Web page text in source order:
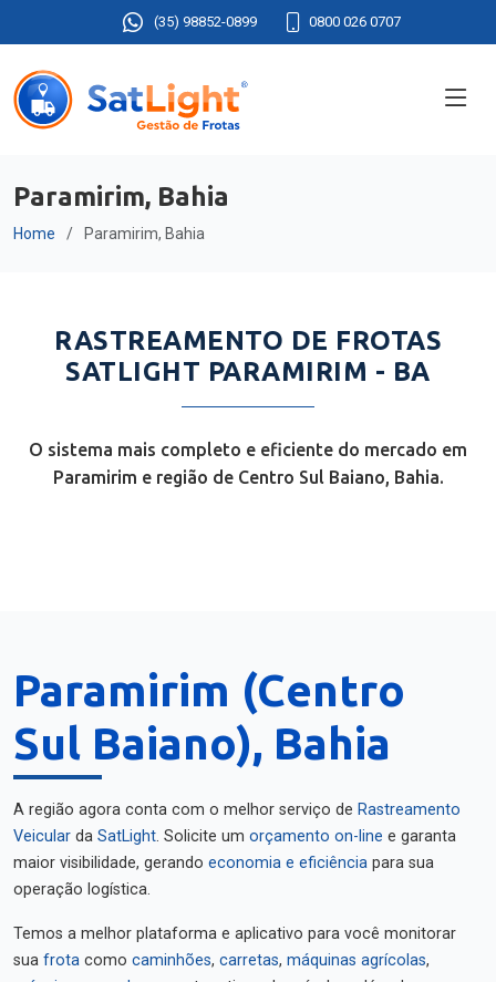
(35) 98852-0899 0800 026 0707
Paramirim, Bahia
Home Paramirim, Bahia
RASTREAMENTO DE FROTAS
SATLIGHT PARAMIRIM - BA
O sistema mais completo e eficiente do mercado em
Paramirim e região de Centro Sul Baiano, Bahia.
Paramirim (Centro
Sul Baiano), Bahia
A região agora conta com o melhor serviço de Rastreamento
Veicular da SatLight. Solicite um orçamento on-line e garanta
maior visibilidade, gerando economia e eficiência para sua
operação logística.
Temos a melhor plataforma e aplicativo para você monitorar
sua frota como caminhões, carretas, máquinas agrícolas,